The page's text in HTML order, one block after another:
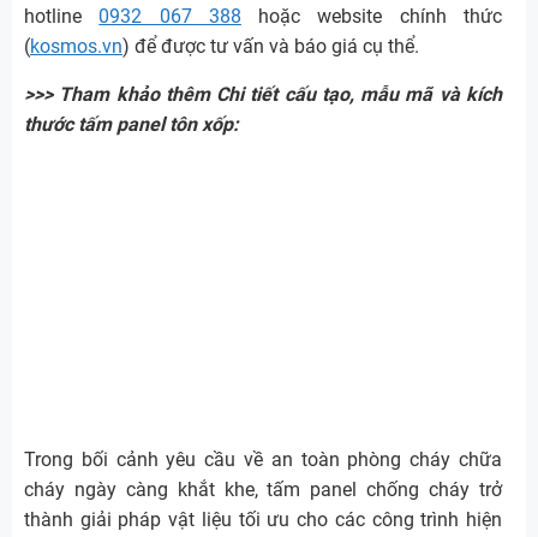
hotline 0932 067 388 hoặc website chính thức
(kosmos.vn) để được tư vấn và báo giá cụ thể.
>>> Tham khảo thêm Chi tiết cấu tạo, mẫu mã và kích
thước tấm panel tôn xốp:
Trong bối cảnh yêu cầu về an toàn phòng cháy chữa
cháy ngày càng khắt khe, tấm panel chống cháy trở
thành giải pháp vật liệu tối ưu cho các công trình hiện